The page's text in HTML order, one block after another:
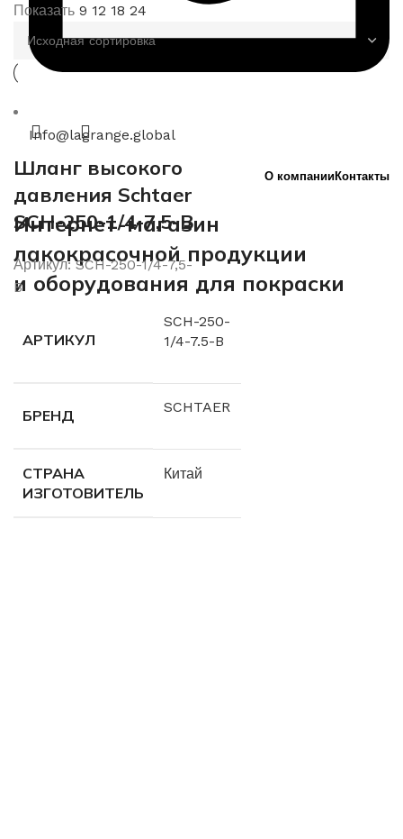
Info@lagrange.global
О компанииКонтакты
Интернет-магазин
лакокрасочной продукции
и оборудования для покраски
Показать 9 12 18 24
Шланг высокого
давления Schtaer
SCH-250-1/4-7,5-B
Артикул:SCH-250-1/4-7,5-
B
АРТИКУЛ
SCH-250-
1/4-7.5-B
БРЕНД SCHTAER
СТРАНА
ИЗГОТОВИТЕЛЬ
Китай